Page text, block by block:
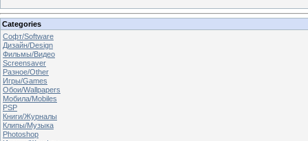
Categories
Софт/Software
Дизайн/Design
Фильмы/Видео
Screensaver
Разное/Other
Игры/Games
Обои/Wallpapers
Мобила/Mobiles
PSP
Книги/Журналы
Клипы/Музыка
Photoshop